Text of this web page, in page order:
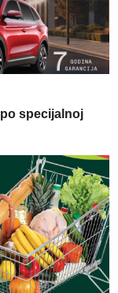
specijalnoj